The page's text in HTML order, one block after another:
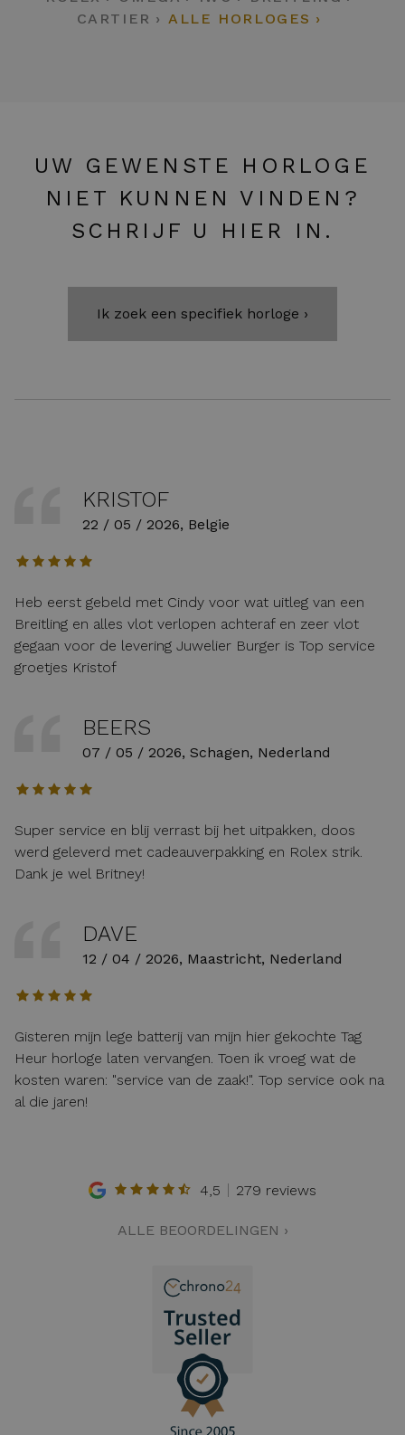
CARTIER
ALLE HORLOGES
UW GEWENSTE HORLOGE
NIET KUNNEN VINDEN?
SCHRIJF U HIER IN.
Ik zoek een specifiek horloge ›
KRISTOF
22 / 05 / 2026, Belgie
Heb eerst gebeld met Cindy voor wat uitleg van een
Breitling en alles vlot verlopen achteraf en zeer vlot
gegaan voor de levering Juwelier Burger is Top service
groetjes Kristof
BEERS
07 / 05 / 2026, Schagen, Nederland
Super service en blij verrast bij het uitpakken, doos
werd geleverd met cadeauverpakking en Rolex strik.
Dank je wel Britney!
DAVE
12 / 04 / 2026, Maastricht, Nederland
Gisteren mijn lege batterij van mijn hier gekochte Tag
Heur horloge laten vervangen. Toen ik vroeg wat de
kosten waren: "service van de zaak!". Top service ook na
al die jaren!
4,5 279 reviews
ALLE BEOORDELINGEN ›